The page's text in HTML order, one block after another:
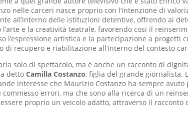
nelle carceri nasce proprio con l’intenzione di
all’interno delle istituzioni detentive, offrendo ai
e la creatività teatrale, favorendo cosi il
l’espressione artistica e la partecipazione a progetti
di recupero e riabilitazione all’interno del contesto
solo di spettacolo, ma è anche un racconto di
detto Camilla Costanzo, figlia del grande giornalista.
interesse che Maurizio Costanzo ha sempre
commesso errori, ma che sono alla ricerca di un
proprio un veicolo adatto, attraverso il racconto